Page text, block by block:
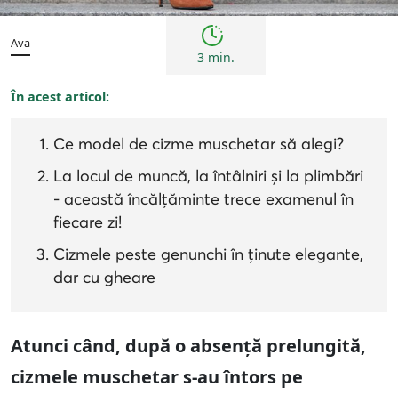
Ava
3 min.
În acest articol:
Ce model de cizme muschetar să alegi?
La locul de muncă, la întâlniri și la plimbări
- această încălțăminte trece examenul în
fiecare zi!
Cizmele peste genunchi în ținute elegante,
dar cu gheare
Atunci când, după o absență prelungită,
cizmele muschetar s-au întors pe